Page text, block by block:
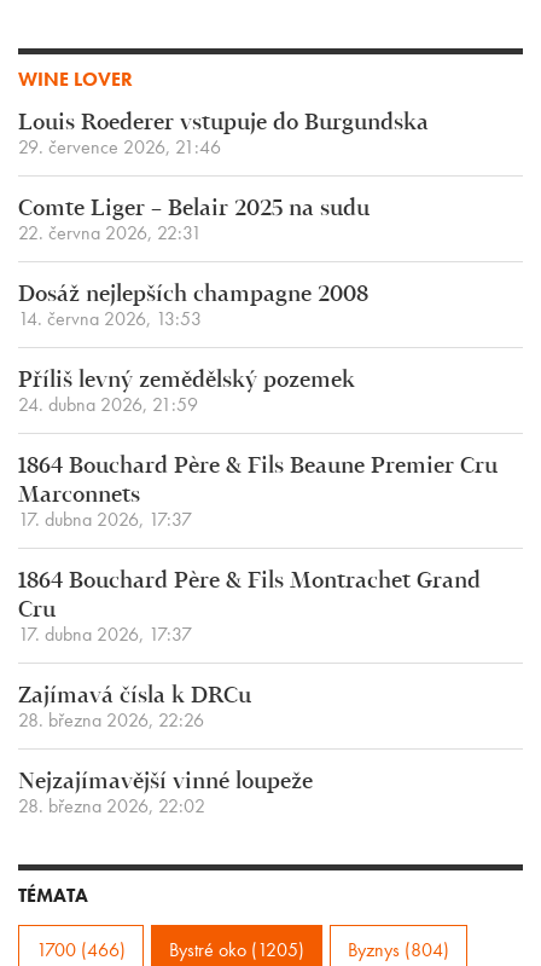
WINE LOVER
Louis Roederer vstupuje do Burgundska
29. července 2026, 21:46
Comte Liger – Belair 2025 na sudu
22. června 2026, 22:31
Dosáž nejlepších champagne 2008
14. června 2026, 13:53
Příliš levný zemědělský pozemek
24. dubna 2026, 21:59
1864 Bouchard Père & Fils Beaune Premier Cru
Marconnets
17. dubna 2026, 17:37
1864 Bouchard Père & Fils Montrachet Grand
Cru
17. dubna 2026, 17:37
Zajímavá čísla k DRCu
28. března 2026, 22:26
Nejzajímavější vinné loupeže
28. března 2026, 22:02
TÉMATA
1700 (466) Bystré oko (1205) Byznys (804)